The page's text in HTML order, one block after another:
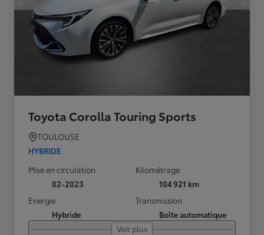
Toyota Corolla Touring Sports
TOULOUSE
HYBRIDE
Mise en circulation
02-2023
Kilométrage
104 921 km
Energie
Hybride
Transmission
Boîte automatique
Voir plus